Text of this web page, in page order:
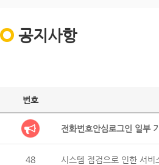
공지사항
번호
전화번호안심로그인 일부
48 시스템 점검으로 인한 서